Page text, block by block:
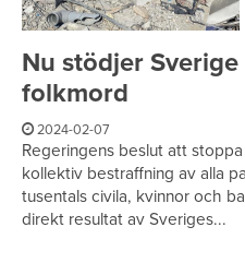
Nu stödjer
folkmord
2024-02-07
Regeringens beslut att
kollektiv bestraffning av alla
tusentals civila, kvinnor och
direkt resultat av Sveriges...